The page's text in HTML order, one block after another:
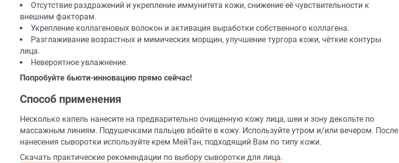
Отсутствие раздражений и укрепление иммунитета кожи, снижение её чувствительности к
внешним факторам.
Укрепление коллагеновых волокон и активация выработки собственного коллагена.
Разглаживание возрастных и мимических морщин, улучшение тургора кожи, чёткие контуры
лица.
Невероятное увлажнение.
Попробуйте бьюти-инновацию прямо сейчас!
Способ применения
Несколько капель нанесите на предварительно очищенную кожу лица, шеи и зону декольте по
массажным линиям. Подушечками пальцев вбейте в кожу. Используйте утром и/или вечером. После
нанесения сыворотки используйте крем МейТан, подходящий Вам по типу кожи.
Скачать практические рекомендации по выбору сыворотки для лица.